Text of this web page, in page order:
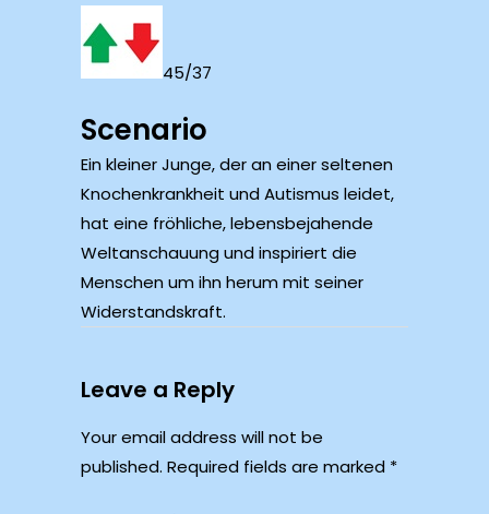
45/37
Scenario
Ein kleiner Junge, der an einer seltenen
Knochenkrankheit und Autismus leidet,
hat eine fröhliche, lebensbejahende
Weltanschauung und inspiriert die
Menschen um ihn herum mit seiner
Widerstandskraft.
Leave a Reply
Your email address will not be
published. Required fields are marked *